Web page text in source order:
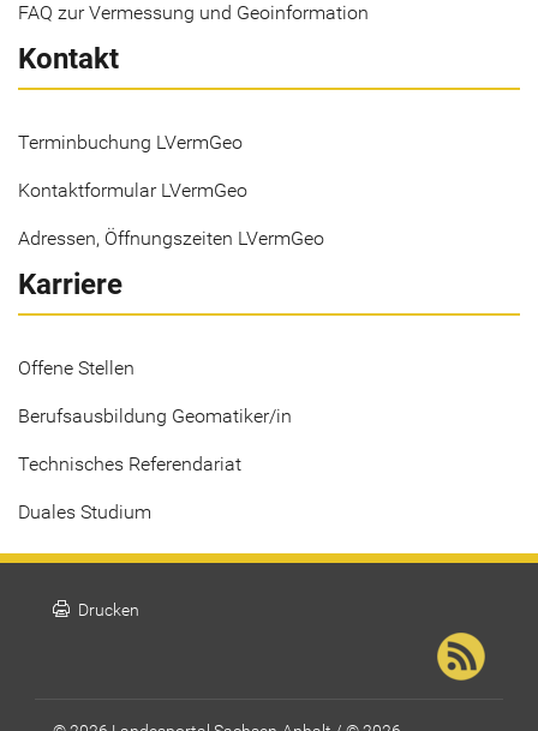
FAQ zur Vermessung und Geoinformation
Kontakt
Terminbuchung LVermGeo
Kontaktformular LVermGeo
Adressen, Öffnungszeiten LVermGeo
Karriere
Offene Stellen
Berufsausbildung Geomatiker/in
Technisches Referendariat
Duales Studium
print Drucken